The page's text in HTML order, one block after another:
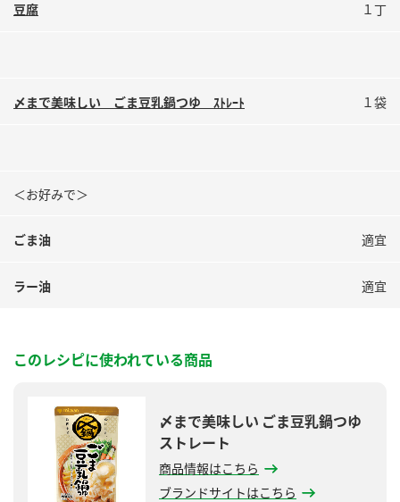
業務用サイト ミツカングループについて 製造所固有記号一覧
豆腐 １丁
〆まで美味しい ごま豆乳鍋つゆ ｽﾄﾚｰﾄ １袋
＜お好みで＞
ごま油 適宜
ラー油 適宜
このレシピに使われている商品
〆まで美味しい ごま豆乳鍋つゆ
ストレート
商品情報はこちら
ブランドサイトはこちら